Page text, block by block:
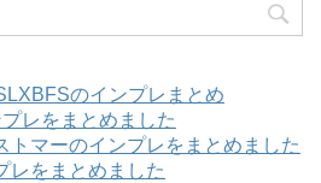
のインプレまとめ
レをまとめました
トマーのインプレをまとめました
レをまとめました